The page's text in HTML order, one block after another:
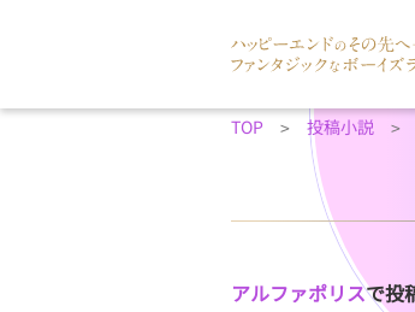
TOP 投稿小説
アルファポリスで投